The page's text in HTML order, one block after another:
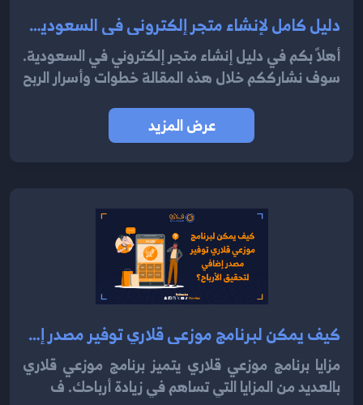
دليل كامل لإنشاء متجر إلكتروني في السعودية وتعلم أسرار الربح من التجارة الالكترونية في المملكة 2024
أهلاً بكم في دليل إنشاء متجر إلكتروني في السعودية.
سوف نشارككم خلال هذه المقالة خطوات وأسرار الربح
عرض المزيد
كيف يمكن لبرنامج موزعي قلاري توفير مصدر إضافي لتحقيق الأرباح 2024؟
مزايا برنامج موزعي قلاري يتميز برنامج موزعي قلاري
بالعديد من المزايا التي تساهم في زيادة أرباحك. ف